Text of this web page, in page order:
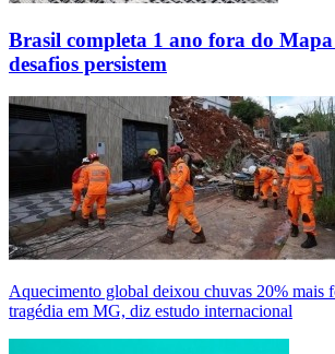
Brasil completa 1 ano fora do
desafios persistem
Aquecimento global deixou chuvas 20% mais
tragédia em MG, diz estudo internacional